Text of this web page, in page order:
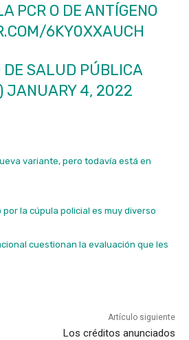
PCR O DE ANTÍGENO
6KY0XXAUCH
SALUD PÚBLICA
JANUARY 4, 2022
variante, pero todavía está en
la cúpula policial es muy diverso
cuestionan la evaluación que les
Artículo siguiente
Los créditos anunciados